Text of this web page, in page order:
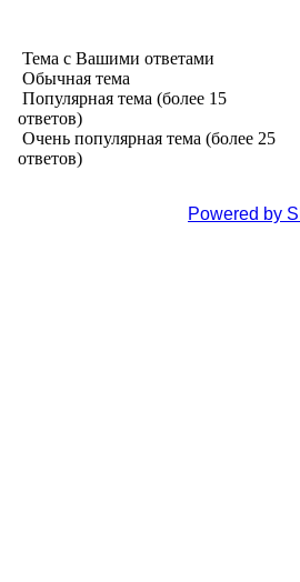
Тема с Вашими ответами
Обычная тема
Популярная тема (более 15
ответов)
Очень популярная тема (более 25
ответов)
Powered by